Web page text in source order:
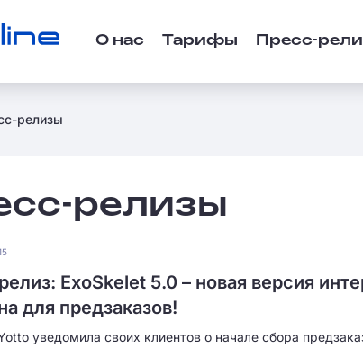
О нас Тарифы Пресс-
релизы
релизы
ExoSkelet 5.0 – новая версия
для предзаказов!
уведомила своих клиентов о начале сбора